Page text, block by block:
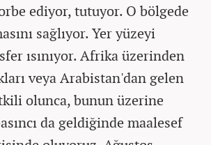
ediyor, tutuyor. O bölgede
sağlıyor. Yer yüzeyi
ısınıyor. Afrika üzerinden
veya Arabistan'dan gelen
olunca, bunun üzerine
da geldiğinde maalesef